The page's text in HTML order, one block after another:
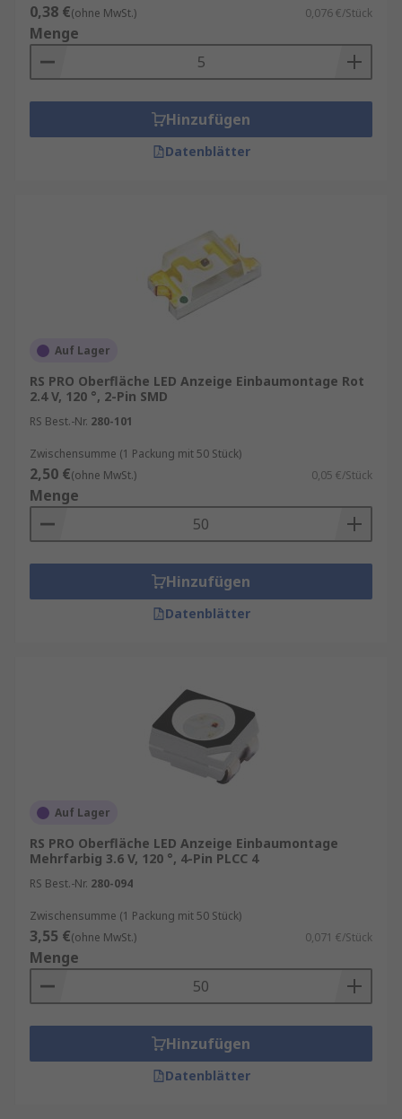
0,38 €(ohne MwSt.) 0,076 €/Stück
Menge
Hinzufügen
Datenblätter
Auf Lager
RS PRO Oberfläche LED Anzeige Einbaumontage Rot
2.4 V, 120 °, 2-Pin SMD
RS Best.-Nr. 280-101
Zwischensumme (1 Packung mit 50 Stück)
2,50 €(ohne MwSt.) 0,05 €/Stück
Menge
Hinzufügen
Datenblätter
Auf Lager
RS PRO Oberfläche LED Anzeige Einbaumontage
Mehrfarbig 3.6 V, 120 °, 4-Pin PLCC 4
RS Best.-Nr. 280-094
Zwischensumme (1 Packung mit 50 Stück)
3,55 €(ohne MwSt.) 0,071 €/Stück
Menge
Hinzufügen
Datenblätter